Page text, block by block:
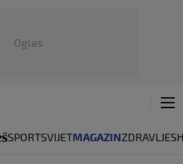
Oglas
SPORTSVIJETMAGAZINZDRAVLJE